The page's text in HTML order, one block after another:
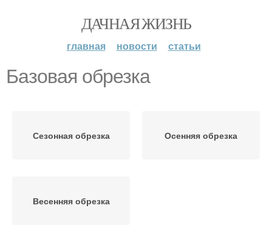
ДАЧНАЯ ЖИЗНЬ
главная новости статьи
Базовая обрезка
Сезонная обрезка Осенняя обрезка
Весенняя обрезка